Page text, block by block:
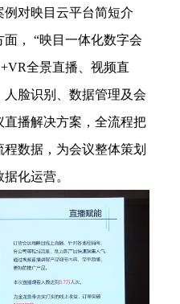
对映目云平台简短介
，
“映目一体化数字会
全景直播、视频直
脸识别、数据管理及会
播解决方案，全流程把
数据，为会议整体策划
化运营。